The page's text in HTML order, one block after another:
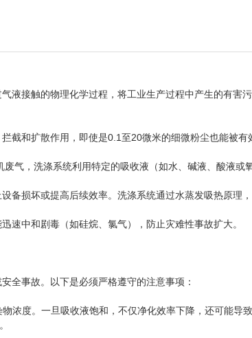
液接触的物理化学过程，将工业生产过程中产生的有害
截和扩散作用，即使是0.1至20微米的细微粉尘也能被有
气，洗涤系统利用特定的吸收液（如水、碱液、酸液或
备损坏或提高后续效率。洗涤系统通过水蒸发吸热原理
速中和剧毒（如硅烷、氯气），防止灾难性事故扩大。
全事故。以下是必须严格遵守的注意事项：
浓度。一旦吸收液饱和，不仅净化效率下降，还可能导